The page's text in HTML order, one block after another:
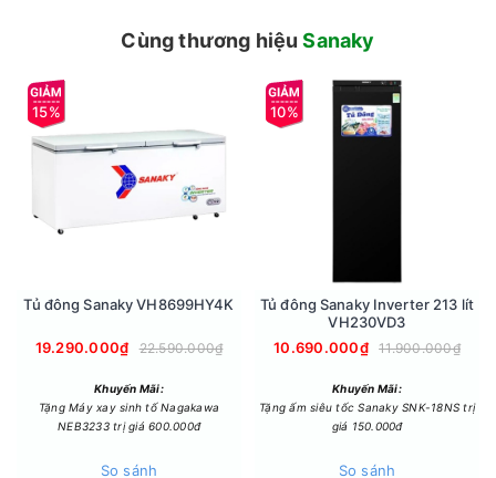
DÀN NÓNG HIỆN ĐẠI
Điều hòa Sanaky được đầu tư công nghệ hiện đại, nghiên cứu
phát triển và tìm ra phương pháp thiết kế dàn nóng tinh tế,
Cùng thương hiệuSanaky
15%
Tủ đông Sanaky VH8699HY4K
19.290.000₫ 22.590.000₫
Khuyến Mãi:
Tặng Máy xay sinh tố Nagakawa
NEB3233 trị giá 600.000đ
So sánh
10%
Tủ đông Sanaky Inverter 213 lít
VH230VD3
10.690.000₫
11.900.000₫
Khuyến Mãi:
Tặng ấm siêu tốc Sanaky SNK-18NS trị
giá 150.000đ
So sánh